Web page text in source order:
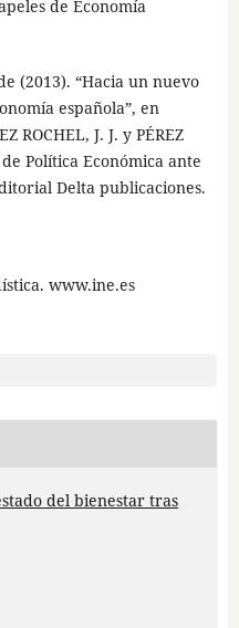
de Economía
(2013). “Hacia un nuevo
española”, en
ROCHEL, J. J. y PÉREZ
Política Económica ante
Delta publicaciones.
www.ine.es
del bienestar tras